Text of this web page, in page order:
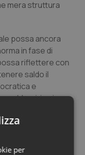
Collo
mera struttura
possa ancora
in fase di
riflettere con
saldo il
e
in piena
per